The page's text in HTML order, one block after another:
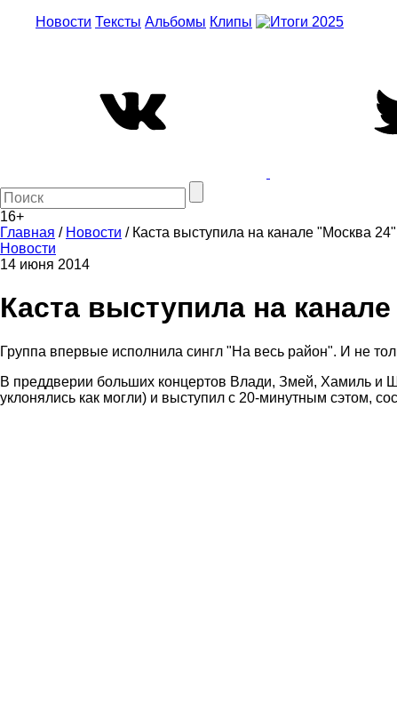
Новости Тексты Альбомы Клипы
16+
Главная / Новости / Каста выступила на канале "Москва 24"
Новости
14 июня 2014
Каста выступила на
Группа впервые исполнила сингл "На весь район". И не
В преддверии больших концертов Влади, Змей, Хамиль и
уклонялись как могли) и выступил с 20-минутным сэтом,